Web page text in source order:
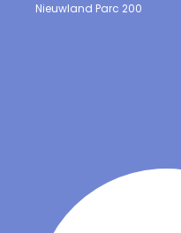
Nieuwland Parc 200